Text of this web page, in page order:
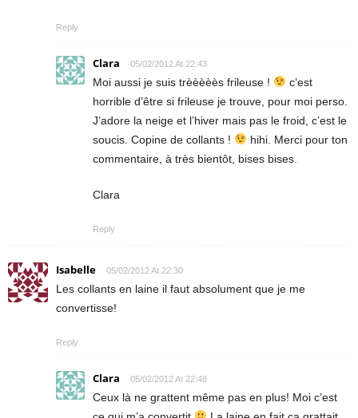
Reply
Clara 05/02/2012 At 22:43
Moi aussi je suis trèèèèès frileuse !
c’est
horrible d’être si frileuse je trouve, pour moi perso.
J’adore la neige et l’hiver mais pas le froid, c’est le
soucis. Copine de collants !
hihi. Merci pour ton
commentaire, à très bientôt, bises bises.
Clara
Reply
Isabelle 05/02/2012 At 22:30
Les collants en laine il faut absolument que je me
convertisse!
Reply
Clara 05/02/2012 At 22:48
Ceux là ne grattent même pas en plus! Moi c’est